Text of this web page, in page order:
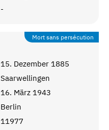
-
Mort sans persécution
15. Dezember 1885
Saarwellingen
16. März 1943
Berlin
11977